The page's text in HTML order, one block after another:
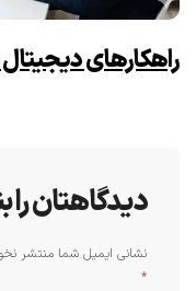
راهکارهای
دیدگاهتان را
نشانی ایمیل شما منتشر